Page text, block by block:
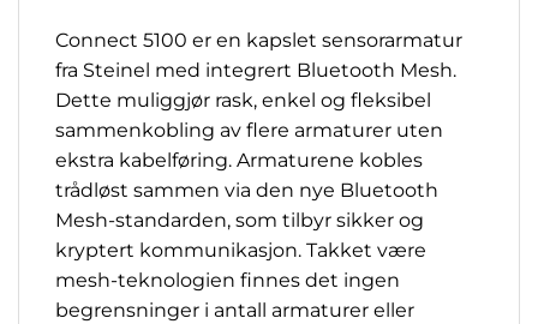
Connect 5100 er en kapslet sensorarmatur
fra Steinel med integrert Bluetooth Mesh.
Dette muliggjør rask, enkel og fleksibel
sammenkobling av flere armaturer uten
ekstra kabelføring. Armaturene kobles
trådløst sammen via den nye Bluetooth
Mesh-standarden, som tilbyr sikker og
kryptert kommunikasjon. Takket være
mesh-teknologien finnes det ingen
begrensninger i antall armaturer eller